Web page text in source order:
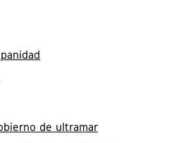
de ultramar